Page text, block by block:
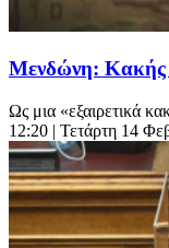
Μενδώνη: Κακής
Ως μια «εξαιρετικά
12:20 | Τετάρτη 14